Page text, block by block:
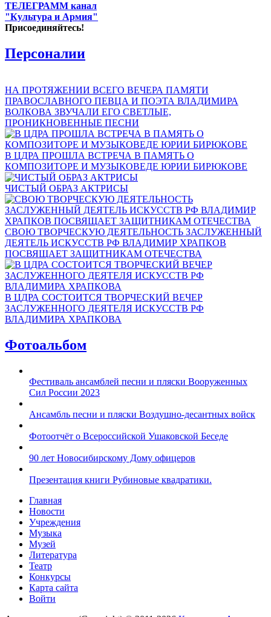
ТЕЛЕГРАММ канал
"Культура и Армия"
Присоединяйтесь!
Персоналии
НА ПРОТЯЖЕНИИ ВСЕГО ВЕЧЕРА ПАМЯТИ
ПРАВОСЛАВНОГО ПЕВЦА И ПОЭТА ВЛАДИМИРА
ВОЛКОВА ЗВУЧАЛИ ЕГО СВЕТЛЫЕ,
ПРОНИКНОВЕННЫЕ ПЕСНИ
В ЦДРА ПРОШЛА ВСТРЕЧА В ПАМЯТЬ О
КОМПОЗИТОРЕ И МУЗЫКОВЕДЕ ЮРИИ БИРЮКОВЕ
ЧИСТЫЙ ОБРАЗ АКТРИСЫ
СВОЮ ТВОРЧЕСКУЮ ДЕЯТЕЛЬНОСТЬ ЗАСЛУЖЕННЫЙ
ДЕЯТЕЛЬ ИСКУССТВ РФ ВЛАДИМИР ХРАПКОВ
ПОСВЯЩАЕТ ЗАЩИТНИКАМ ОТЕЧЕСТВА
В ЦДРА СОСТОИТСЯ ТВОРЧЕСКИЙ ВЕЧЕР
ЗАСЛУЖЕННОГО ДЕЯТЕЛЯ ИСКУССТВ РФ
ВЛАДИМИРА ХРАПКОВА
Фотоальбом
Фестиваль ансамблей песни и пляски Вооруженных
Сил России 2023
Ансамбль песни и пляски Воздушно-десантных войск
Фотоотчёт о Всероссийской Ушаковской Беседе
90 лет Новосибирскому Дому офицеров
Презентация книги Рубиновые квадратики.
Главная
Новости
Учреждения
Музыка
Музей
Литература
Театр
Конкурсы
Карта сайта
Войти